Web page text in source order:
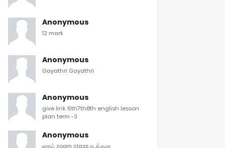
Anonymous
12 mark
Anonymous
Gayathri Gayathri
Anonymous
give link 6th7th8th english lesson
plan term -3
Anonymous
ஹாய் zoom class நடக்குமா